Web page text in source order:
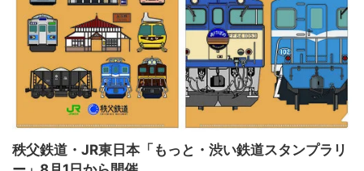
秩父鉄道・JR東日本「もっと・渋い鉄道スタンプラリ